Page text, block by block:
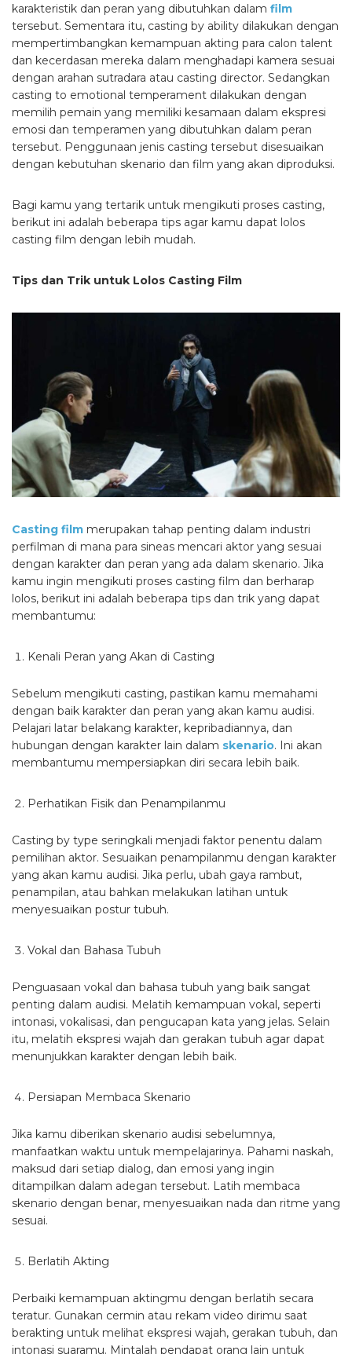
karakteristik dan peran yang dibutuhkan dalam film
tersebut. Sementara itu, casting by ability dilakukan dengan
mempertimbangkan kemampuan akting para calon talent
dan kecerdasan mereka dalam menghadapi kamera sesuai
dengan arahan sutradara atau casting director. Sedangkan
casting to emotional temperament dilakukan dengan
memilih pemain yang memiliki kesamaan dalam ekspresi
emosi dan temperamen yang dibutuhkan dalam peran
tersebut. Penggunaan jenis casting tersebut disesuaikan
dengan kebutuhan skenario dan film yang akan diproduksi.
Bagi kamu yang tertarik untuk mengikuti proses casting,
berikut ini adalah beberapa tips agar kamu dapat lolos
casting film dengan lebih mudah.
Tips dan Trik untuk Lolos Casting Film
Casting film merupakan tahap penting dalam industri
perfilman di mana para sineas mencari aktor yang sesuai
dengan karakter dan peran yang ada dalam skenario. Jika
kamu ingin mengikuti proses casting film dan berharap
lolos, berikut ini adalah beberapa tips dan trik yang dapat
membantumu:
Kenali Peran yang Akan di Casting
Sebelum mengikuti casting, pastikan kamu memahami
dengan baik karakter dan peran yang akan kamu audisi.
Pelajari latar belakang karakter, kepribadiannya, dan
hubungan dengan karakter lain dalam skenario. Ini akan
membantumu mempersiapkan diri secara lebih baik.
Perhatikan Fisik dan Penampilanmu
Casting by type seringkali menjadi faktor penentu dalam
pemilihan aktor. Sesuaikan penampilanmu dengan karakter
yang akan kamu audisi. Jika perlu, ubah gaya rambut,
penampilan, atau bahkan melakukan latihan untuk
menyesuaikan postur tubuh.
Vokal dan Bahasa Tubuh
Penguasaan vokal dan bahasa tubuh yang baik sangat
penting dalam audisi. Melatih kemampuan vokal, seperti
intonasi, vokalisasi, dan pengucapan kata yang jelas. Selain
itu, melatih ekspresi wajah dan gerakan tubuh agar dapat
menunjukkan karakter dengan lebih baik.
Persiapan Membaca Skenario
Jika kamu diberikan skenario audisi sebelumnya,
manfaatkan waktu untuk mempelajarinya. Pahami naskah,
maksud dari setiap dialog, dan emosi yang ingin
ditampilkan dalam adegan tersebut. Latih membaca
skenario dengan benar, menyesuaikan nada dan ritme yang
sesuai.
Berlatih Akting
Perbaiki kemampuan aktingmu dengan berlatih secara
teratur. Gunakan cermin atau rekam video dirimu saat
berakting untuk melihat ekspresi wajah, gerakan tubuh, dan
intonasi suaramu. Mintalah pendapat orang lain untuk